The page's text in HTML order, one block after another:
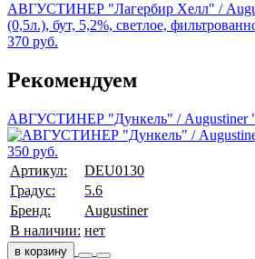
АВГУСТИНЕР "Лагербир Хелл" /
(0,5л.), бут, 5,2%, светлое,
370 руб.
Рекомендуем
АВГУСТИНЕР "Дункель" / Augustiner
350 руб.
Артикул:
DEU0130
Градус:
5.6
Бренд:
Augustiner
В наличии: нет
в корзину